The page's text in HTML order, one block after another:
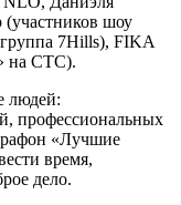
шоу
7Hills), FIKA
на СТС).
людей:
профессиональных
«Лучшие
время,
дело.